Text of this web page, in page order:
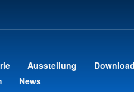
3
Ausstellung Download
News